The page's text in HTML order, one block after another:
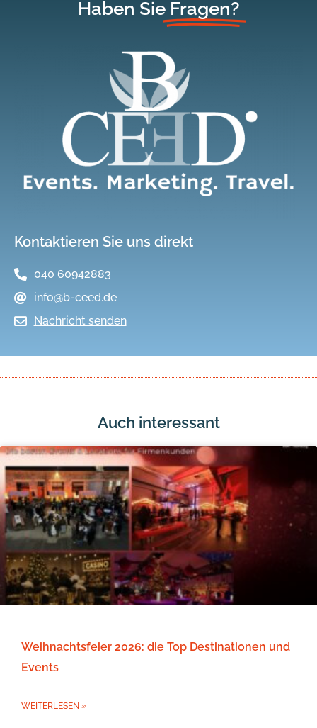
Haben Sie Fragen?
Kontaktieren Sie uns direkt
040 60942883
info@b-ceed.de
Nachricht senden
Auch interessant
Weihnachtsfeier 2026: die Top Destinationen und
Events
WEITERLESEN »